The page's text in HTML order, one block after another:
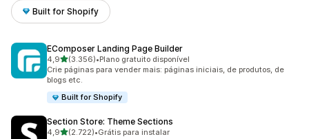
Built for Shopify
EComposer Landing Page Builder
4,9de 5 estrelas
(3.356)
3356 avaliações ao todo
•Plano gratuito disponível
Crie páginas para vender mais: páginas iniciais, de produtos, de
blogs etc.
Built for Shopify
Section Store: Theme Sections
4,9de 5 estrelas
(2.722)
2722 avaliações ao todo
•Grátis para instalar